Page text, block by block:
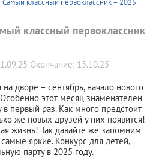
Самый классный первоклассник – 2025
классный первоклассник
Окончание: 15.10.25
дворе – сентябрь, начало нового
этот месяц знаменателен
в первый раз. Как много предстоит
же новых друзей у них появится!
жизнь! Так давайте же запомним
яркие. Конкурс для детей,
парту в 2025 году.